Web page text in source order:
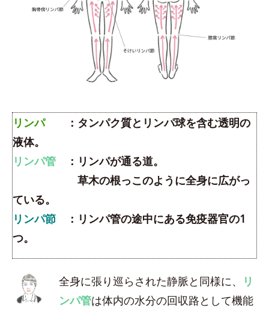
リンパ：タンパク質とリンパ球を含む透明の
液体。
リンパ管 ：リンパが通る道。
草木の根っこのように全身に広がっ
ている。
リンパ節 ：リンパ管の途中にある免疫器官の1
つ。
全身に張り巡らされた静脈と同様に、
リ
ンパ管は体内の水分の回収路として機能